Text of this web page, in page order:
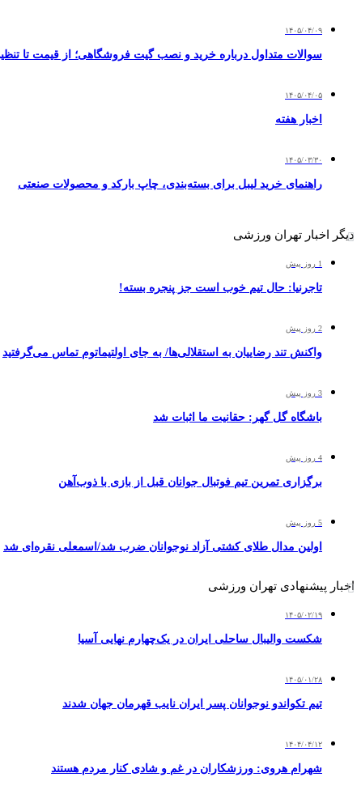
۱۴۰۵/۰۴/۰۹
سوالات متداول درباره خرید و نصب گیت فروشگاهی؛ از قیمت تا
۱۴۰۵/۰۴/۰۵
اخبار هفته
۱۴۰۵/۰۳/۳۰
راهنمای خرید لیبل برای بسته‌بندی، چاپ بارکد و محصولات صنعتی
دیگر اخبار تهران ورزشی
1 روز پیش
تاجرنیا: حال تیم خوب است جز پنجره بسته!
2 روز پیش
واکنش تند رضاییان به استقلالی‌ها/ به جای اولتیماتوم تماس می‌گرفتید
3 روز پیش
باشگاه گل گهر: حقانیت ما اثبات شد
4 روز پیش
برگزاری تمرین تیم فوتبال جوانان قبل از بازی با ذوب‌آهن
5 روز پیش
اولین مدال طلای کشتی آزاد نوجوانان ضرب شد/اسمعلی نقره‌ای شد
اخبار پیشنهادی تهران ورزشی
۱۴۰۵/۰۲/۱۹
شکست والیبال ساحلی ایران در یک‌چهارم نهایی آسیا
۱۴۰۵/۰۱/۲۸
تیم تکواندو نوجوانان پسر ایران نایب قهرمان جهان شدند
۱۴۰۴/۰۴/۱۲
شهرام هروی: ورزشکاران در غم و شادی کنار مردم هستند